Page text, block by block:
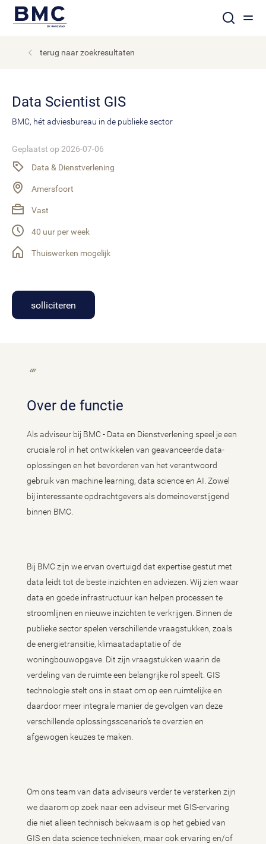
terug naar zoekresultaten
Data Scientist GIS
BMC, hét adviesbureau in de publieke sector
Geplaatst op 2026-07-06
Data & Dienstverlening
Amersfoort
Vast
40 uur per week
Thuiswerken mogelijk
solliciteren
Over de functie
Als adviseur bij BMC - Data en Dienstverlening speel je een
cruciale rol in het ontwikkelen van geavanceerde data-
oplossingen en het bevorderen van het verantwoord
gebruik van machine learning, data science en AI. Zowel
bij interessante opdrachtgevers als domeinoverstijgend
binnen BMC.
Bij BMC zijn we ervan overtuigd dat expertise gestut met
data leidt tot de beste inzichten en adviezen. Wij zien waar
data en goede infrastructuur kan helpen processen te
stroomlijnen en nieuwe inzichten te verkrijgen. Binnen de
publieke sector spelen verschillende vraagstukken, zoals
de energietransitie, klimaatadaptatie of de
woningbouwopgave. Dit zijn vraagstukken waarin de
verdeling van de ruimte een belangrijke rol speelt. GIS
technologie stelt ons in staat om op een ruimtelijke en
daardoor meer integrale manier de gevolgen van deze
verschillende oplossingsscenario’s te overzien en
afgewogen keuzes te maken.
Om ons team van data adviseurs verder te versterken zijn
we daarom op zoek naar een adviseur met GIS-ervaring
die niet alleen technisch bekwaam is op het gebied van
GIS en data science technieken, maar ook ervaring en/of